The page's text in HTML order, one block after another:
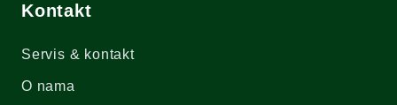
Kontakt
Servis & kontakt
O nama